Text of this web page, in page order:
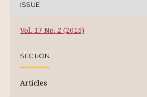
ISSUE
Vol. 17 No. 2 (2015)
SECTION
Articles